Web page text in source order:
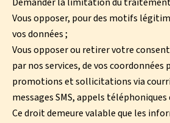
Vous opposer, pour des motifs
vos données ;
Vous opposer ou retirer votre
par nos services, de vos coordonnées
promotions et sollicitations via
messages SMS, appels
Ce droit demeure valable que les